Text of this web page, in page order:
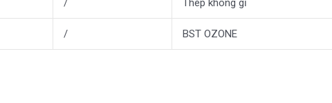
/ Thép không gỉ
/ BST OZONE